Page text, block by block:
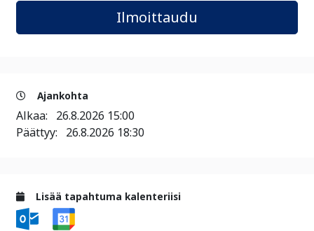
Ajankohta
Alkaa: 26.8.2026 15:00
Päättyy: 26.8.2026 18:30
Lisää tapahtuma kalenteriisi